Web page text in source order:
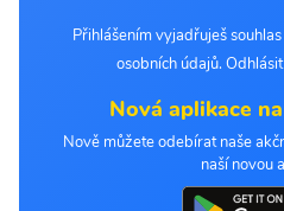
Přihlášením vyjadřuješ
osobních údajů.
Nová aplikace
Nově můžete odebírat naše
naší novou